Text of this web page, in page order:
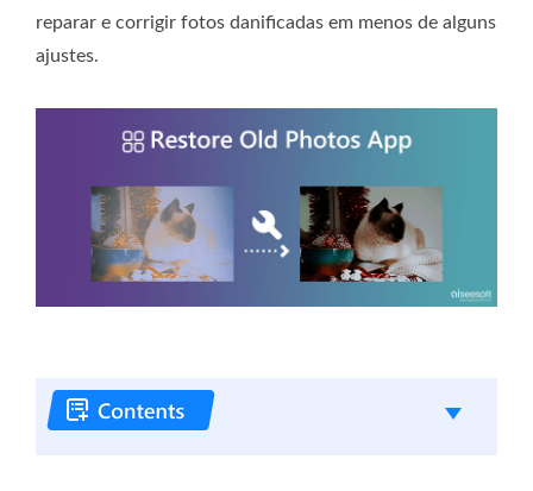
reparar e corrigir fotos danificadas em menos de alguns
ajustes.